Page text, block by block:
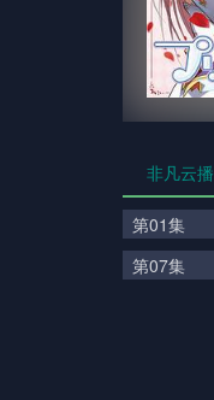
非凡云播
第01集
第07集